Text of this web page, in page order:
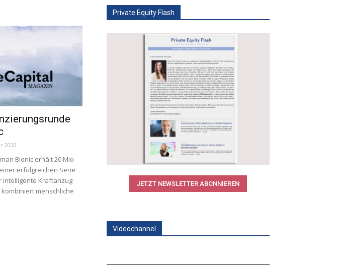
2020
Bionic erhält 20 Mio
erfolgreichen Serie
intelligente Kraftanzug
menschliche
Private Equity Flash
JETZT NEWSLETTER ABONNIEREN
Videochannel